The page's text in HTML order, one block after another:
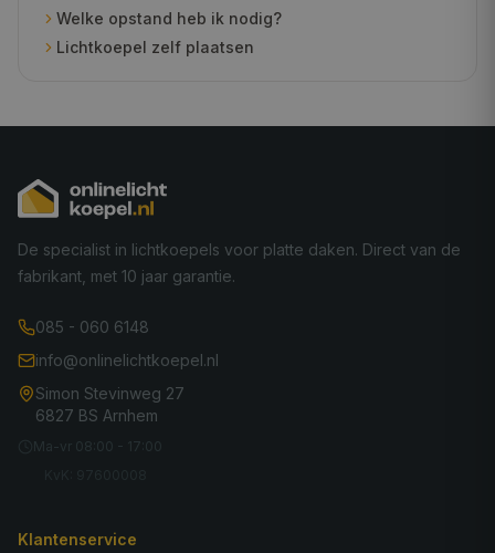
Welke opstand heb ik nodig?
Lichtkoepel zelf plaatsen
De specialist in lichtkoepels voor platte daken. Direct van de
fabrikant, met 10 jaar garantie.
085 - 060 6148
info@onlinelichtkoepel.nl
Simon Stevinweg 27
6827 BS Arnhem
Ma-vr 08:00 - 17:00
Klantenservice